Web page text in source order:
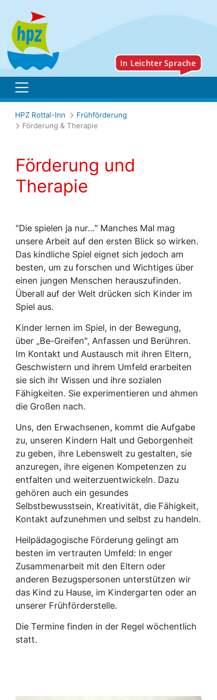
Förderung & Therapie
HPZ Rottal-Inn
Frühförderung
Förderung & Therapie
Förderung und
Therapie
"Die spielen ja nur…" Manches Mal mag
unsere Arbeit auf den ersten Blick so wirken.
Das kindliche Spiel eignet sich jedoch am
besten, um zu forschen und Wichtiges über
einen jungen Menschen herauszufinden.
Überall auf der Welt drücken sich Kinder im
Spiel aus.
Kinder lernen im Spiel, in der Bewegung,
über „Be-Greifen", Anfassen und Berühren.
Im Kontakt und Austausch mit ihren Eltern,
Geschwistern und ihrem Umfeld erarbeiten
sie sich ihr Wissen und ihre sozialen
Fähigkeiten. Sie experimentieren und ahmen
die Großen nach.
Uns, den Erwachsenen, kommt die Aufgabe
zu, unseren Kindern Halt und Geborgenheit
zu geben, ihre Lebenswelt zu gestalten, sie
anzuregen, ihre eigenen Kompetenzen zu
entfalten und weiterzuentwickeln. Dazu
gehören auch ein gesundes
Selbstbewusstsein, Kreativität, die Fähigkeit,
Kontakt aufzunehmen und selbst zu handeln.
Heilpädagogische Förderung gelingt am
besten im vertrauten Umfeld: In enger
Zusammenarbeit mit den Eltern oder
anderen Bezugspersonen unterstützen wir
das Kind zu Hause, im Kindergarten oder an
unserer Frühförderstelle.
Die Termine finden in der Regel wöchentlich
statt.